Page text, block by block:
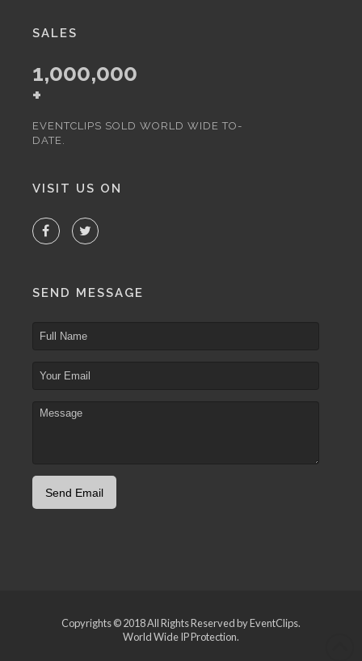
SALES
1,000,000
+
EVENTCLIPS SOLD WORLD WIDE TO-
DATE.
VISIT US ON
SEND MESSAGE
Copyrights © 2018 All Rights Reserved by EventClips.
World Wide IP Protection.